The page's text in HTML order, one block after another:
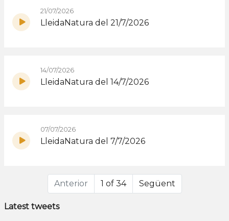
21/07/2026
LleidaNatura del 21/7/2026
14/07/2026
LleidaNatura del 14/7/2026
07/07/2026
LleidaNatura del 7/7/2026
Anterior 1 of 34 Següent
Latest tweets